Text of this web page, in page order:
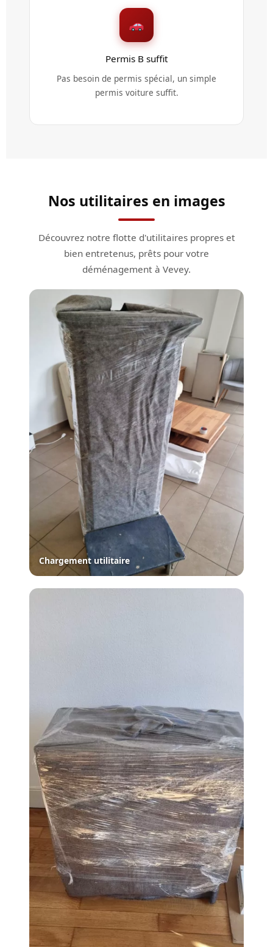
Permis B suffit
Pas besoin de permis spécial, un simple
permis voiture suffit.
Nos utilitaires en images
Découvrez notre flotte d'utilitaires propres et
bien entretenus, prêts pour votre
déménagement à Vevey.
Chargement utilitaire